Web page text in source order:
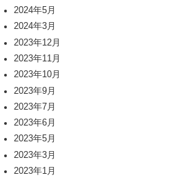
2024年5月
2024年3月
2023年12月
2023年11月
2023年10月
2023年9月
2023年7月
2023年6月
2023年5月
2023年3月
2023年1月